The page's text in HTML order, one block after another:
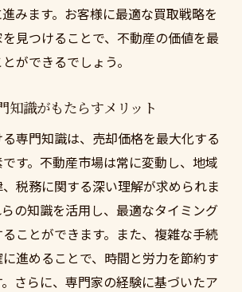
みます。お客様に最適な買取戦略を
見つけることで、不動産の価値を最
ができるでしょう。
知識がもたらすメリット
専門知識は、売却価格を最大化する
す。不動産市場は常に変動し、地域
税務に関する深い理解が求められま
の知識を活用し、最適なタイミング
ことができます。また、複雑な手続
進めることで、時間と労力を節約す
さらに、専門家の経験に基づいたア